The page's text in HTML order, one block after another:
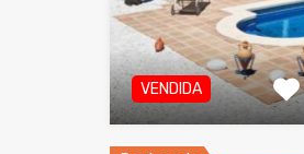
VENDIDA